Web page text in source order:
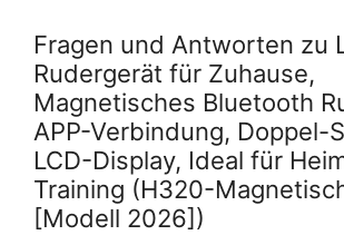
Fragen und Antworten zu
Rudergerät für Zuhause,
Magnetisches Bluetooth
APP-Verbindung, Doppel-
LCD-Display, Ideal für
Training (H320-
[Modell 2026])